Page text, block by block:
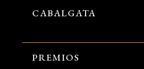
CABALGATA
PREMIOS